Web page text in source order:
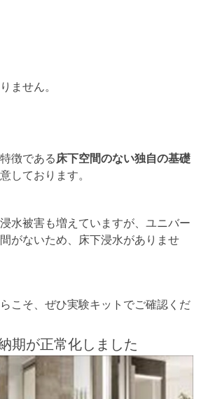
ません。
徴である床下空間のない独自の基礎
しております。
水被害も増えていますが、ユニバー
がないため、床下浸水がありませ
こそ、ぜひ実験キットでご確認くだ
期が正常化しました